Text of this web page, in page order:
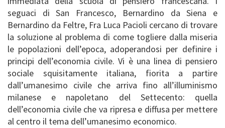
seguaci di San Francesco, Bernardino da Siena e
Bernardino da Feltre, Fra Luca Pacioli cercano di trovare
la soluzione al problema di come togliere dalla miseria
le popolazioni dell’epoca, adoperandosi per definire i
principi dell’economia civile. Vi è una linea di pensiero
sociale squisitamente italiana, fiorita a partire
dall’umanesimo civile che arriva fino all’illuminismo
milanese e napoletano del Settecento: quella
dell’economia civile che va ripresa e diffusa per mettere
al centro il tema dell’umanesimo economico.